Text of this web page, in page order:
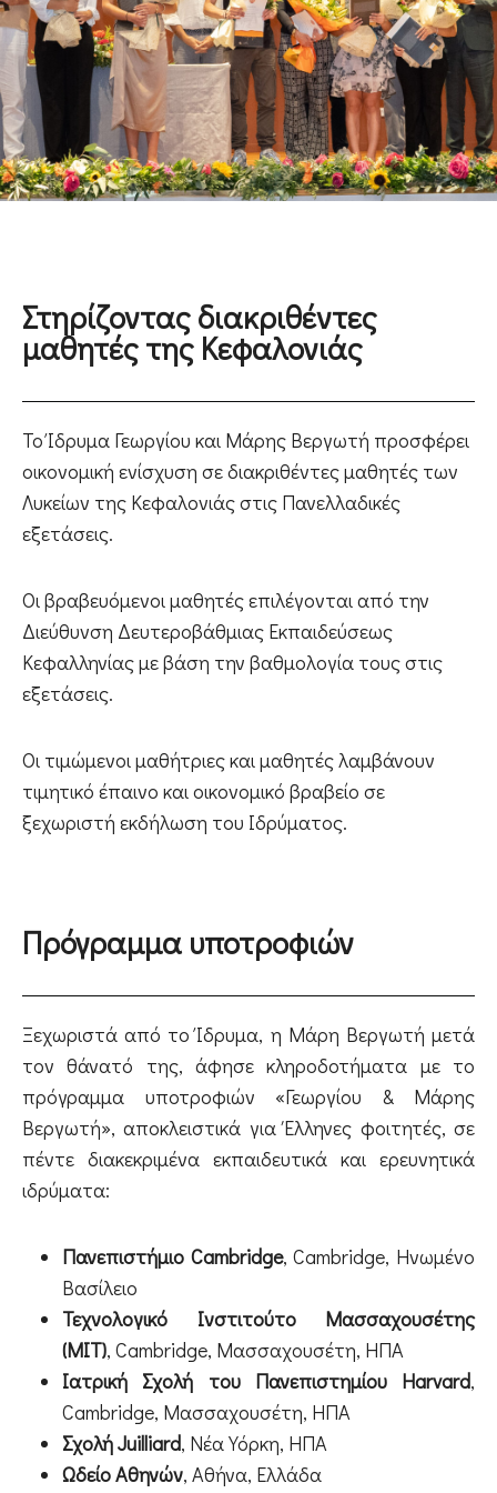
Στηρίζοντας διακριθέντες
μαθητές της Κεφαλονιάς
Το Ίδρυμα Γεωργίου και Μάρης Βεργωτή προσφέρει
οικονομική ενίσχυση σε διακριθέντες μαθητές των
Λυκείων της Κεφαλονιάς στις Πανελλαδικές
εξετάσεις.
Οι βραβευόμενοι μαθητές επιλέγονται από την
Διεύθυνση Δευτεροβάθμιας Εκπαιδεύσεως
Κεφαλληνίας με βάση την βαθμολογία τους στις
εξετάσεις.
Οι τιμώμενοι μαθήτριες και μαθητές λαμβάνουν
τιμητικό έπαινο και οικονομικό βραβείο σε
ξεχωριστή εκδήλωση του Ιδρύματος.
Πρόγραμμα υποτροφιών
Ξεχωριστά από το Ίδρυμα, η Μάρη Βεργωτή μετά
τον θάνατό της, άφησε κληροδοτήματα με το
πρόγραμμα υποτροφιών «Γεωργίου & Μάρης
Βεργωτή», αποκλειστικά για Έλληνες φοιτητές, σε
πέντε διακεκριμένα εκπαιδευτικά και ερευνητικά
ιδρύματα:
Πανεπιστήμιο Cambridge, Cambridge, Ηνωμένο
Βασίλειο
Τεχνολογικό Ινστιτούτο Μασσαχουσέτης
(MIT), Cambridge, Μασσαχουσέτη, ΗΠΑ
Ιατρική Σχολή του Πανεπιστημίου Harvard,
Cambridge, Μασσαχουσέτη, ΗΠΑ
Σχολή Juilliard, Νέα Υόρκη, ΗΠΑ
Ωδείο Αθηνών, Αθήνα, Ελλάδα